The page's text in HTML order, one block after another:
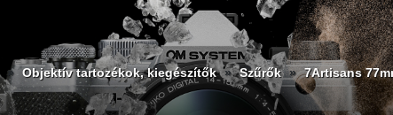
Objektív tartozékok, kiegészítők Szűrők 7Artisans